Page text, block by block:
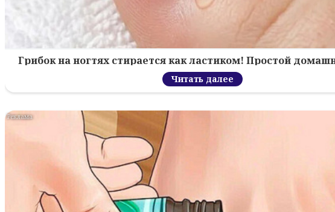
Грибок на ногтях стирается как ластиком! Простой
Читать далее